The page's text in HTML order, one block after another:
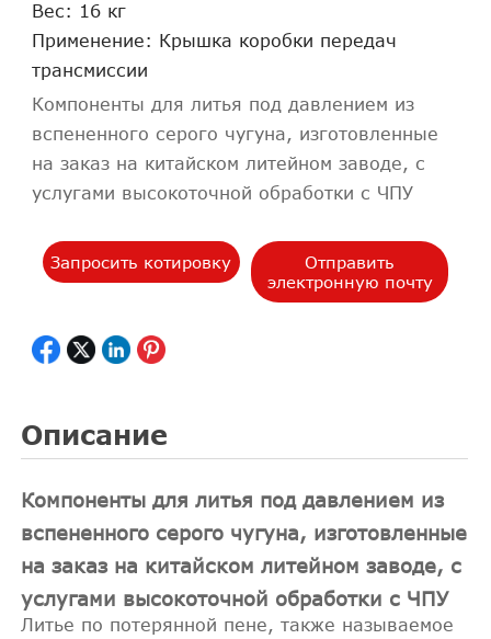
Вес: 16 кг
Применение: Крышка коробки передач
трансмиссии
Компоненты для литья под давлением из
вспененного серого чугуна, изготовленные
на заказ на китайском литейном заводе, с
услугами высокоточной обработки с ЧПУ
Запросить котировку
Отправить
электронную почту
Описание
Компоненты для литья под давлением из
вспененного серого чугуна, изготовленные
на заказ на китайском литейном заводе, с
услугами высокоточной обработки с ЧПУ
Литье по потерянной пене, также называемое